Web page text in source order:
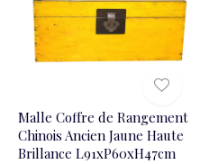
Malle Coffre de Rangement
Chinois Ancien Jaune Haute
Brillance L91xP60xH47cm